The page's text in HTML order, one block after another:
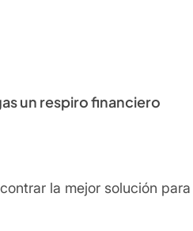
un respiro financiero
la mejor solución para